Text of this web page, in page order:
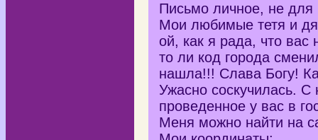
Письмо личное, не для
Мои любимые тетя и
ой, как я рада, что вас
то ли код города
нашла!!! Слава Богу!
Ужасно соскучилась.
проведенное у вас в
Меня можно найти на